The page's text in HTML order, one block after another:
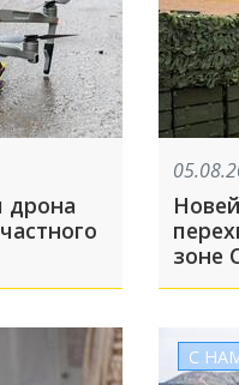
дрона
зоне
С